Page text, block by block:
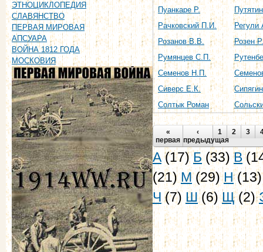
ЭТНОЦИКЛОПЕДИЯ
СЛАВЯНСТВО
ПЕРВАЯ МИРОВАЯ
АПСУАРА
ВОЙНА 1812 ГОДА
МОСКОВИЯ
Пуанкаре Р.
Рачковский П.И.
Регули
Розанов В.В.
Розен
Румянцев С.П.
Семенов Н.П.
Сиверс Е.К.
Солтык Роман
Страницы
«
первая
‹
предыдущая
1 2 3
А(17)Б(33)В
(21)М(29)Н
Ч (7) Ш(6)Щ(2)